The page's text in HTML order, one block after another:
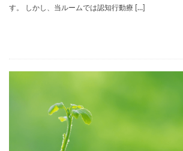
す。 しかし、当ルームでは認知行動療 […]